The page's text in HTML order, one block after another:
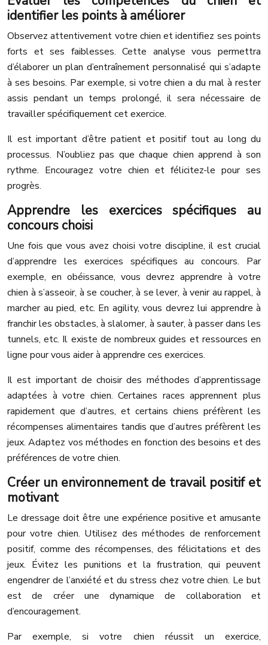
identifier les points à améliorer
Observez attentivement votre chien et identifiez ses points
forts et ses faiblesses. Cette analyse vous permettra
d’élaborer un plan d’entraînement personnalisé qui s’adapte
à ses besoins. Par exemple, si votre chien a du mal à rester
assis pendant un temps prolongé, il sera nécessaire de
travailler spécifiquement cet exercice.
Il est important d’être patient et positif tout au long du
processus. N’oubliez pas que chaque chien apprend à son
rythme. Encouragez votre chien et félicitez-le pour ses
progrès.
Apprendre les exercices spécifiques au
concours choisi
Une fois que vous avez choisi votre discipline, il est crucial
d’apprendre les exercices spécifiques au concours. Par
exemple, en obéissance, vous devrez apprendre à votre
chien à s’asseoir, à se coucher, à se lever, à venir au rappel, à
marcher au pied, etc. En agility, vous devrez lui apprendre à
franchir les obstacles, à slalomer, à sauter, à passer dans les
tunnels, etc. Il existe de nombreux guides et ressources en
ligne pour vous aider à apprendre ces exercices.
Il est important de choisir des méthodes d’apprentissage
adaptées à votre chien. Certaines races apprennent plus
rapidement que d’autres, et certains chiens préfèrent les
récompenses alimentaires tandis que d’autres préfèrent les
jeux. Adaptez vos méthodes en fonction des besoins et des
préférences de votre chien.
Créer un environnement de travail positif et
motivant
Le dressage doit être une expérience positive et amusante
pour votre chien. Utilisez des méthodes de renforcement
positif, comme des récompenses, des félicitations et des
jeux. Évitez les punitions et la frustration, qui peuvent
engendrer de l’anxiété et du stress chez votre chien. Le but
est de créer une dynamique de collaboration et
d’encouragement.
Par exemple, si votre chien réussit un exercice,